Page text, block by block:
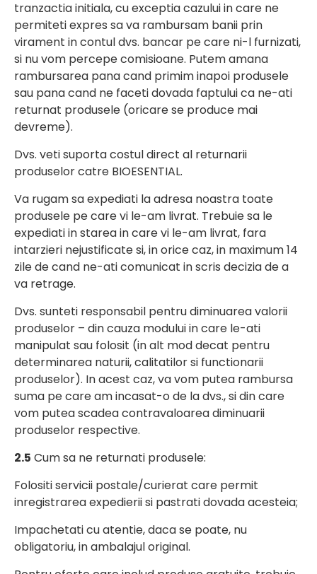
tranzactia initiala, cu exceptia cazului in care ne
permiteti expres sa va rambursam banii prin
virament in contul dvs. bancar pe care ni-l furnizati,
si nu vom percepe comisioane. Putem amana
rambursarea pana cand primim inapoi produsele
sau pana cand ne faceti dovada faptului ca ne-ati
returnat produsele (oricare se produce mai
devreme).
Dvs. veti suporta costul direct al returnarii
produselor catre BIOESENTIAL.
Va rugam sa expediati la adresa noastra toate
produsele pe care vi le-am livrat. Trebuie sa le
expediati in starea in care vi le-am livrat, fara
intarzieri nejustificate si, in orice caz, in maximum 14
zile de cand ne-ati comunicat in scris decizia de a
va retrage.
Dvs. sunteti responsabil pentru diminuarea valorii
produselor – din cauza modului in care le-ati
manipulat sau folosit (in alt mod decat pentru
determinarea naturii, calitatilor si functionarii
produselor). In acest caz, va vom putea rambursa
suma pe care am incasat-o de la dvs., si din care
vom putea scadea contravaloarea diminuarii
produselor respective.
2.5 Cum sa ne returnati produsele:
Folositi servicii postale/curierat care permit
inregistrarea expedierii si pastrati dovada acesteia;
Impachetati cu atentie, daca se poate, nu
obligatoriu, in ambalajul original.